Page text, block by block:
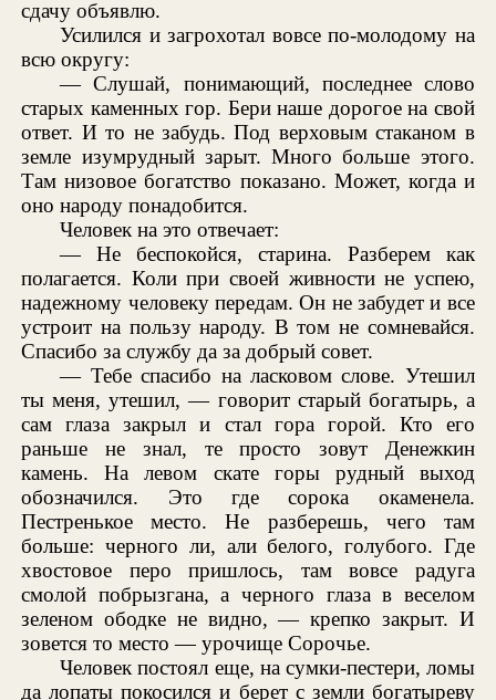
сдачу объявлю.
Усилился и загрохотал вовсе по-молодому на
всю округу:
— Слушай, понимающий, последнее слово
старых каменных гор. Бери наше дорогое на свой
ответ. И то не забудь. Под верховым стаканом в
земле изумрудный зарыт. Много больше этого.
Там низовое богатство показано. Может, когда и
оно народу понадобится.
Человек на это отвечает:
— Не беспокойся, старина. Разберем как
полагается. Коли при своей живности не успею,
надежному человеку передам. Он не забудет и все
устроит на пользу народу. В том не сомневайся.
Спасибо за службу да за добрый совет.
— Тебе спасибо на ласковом слове. Утешил
ты меня, утешил, — говорит старый богатырь, а
сам глаза закрыл и стал гора горой. Кто его
раньше не знал, те просто зовут Денежкин
камень. На левом скате горы рудный выход
обозначился. Это где сорока окаменела.
Пестренькое место. Не разберешь, чего там
больше: черного ли, али белого, голубого. Где
хвостовое перо пришлось, там вовсе радуга
смолой побрызгана, а черного глаза в веселом
зеленом ободке не видно, — крепко закрыт. И
зовется то место — урочище Сорочье.
Человек постоял еще, на сумки-пестери, ломы
да лопаты покосился и берет с земли богатыреву